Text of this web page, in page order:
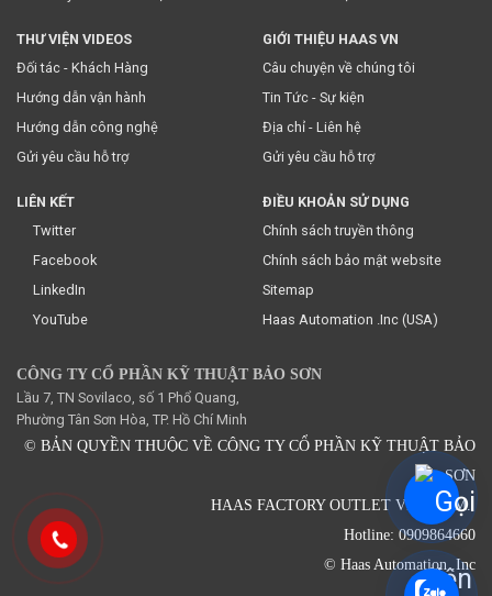
THƯ VIỆN VIDEOS
Đối tác - Khách Hàng
Hướng dẫn vận hành
Hướng dẫn công nghệ
Gửi yêu cầu hỗ trợ
GIỚI THIỆU HAAS VN
Câu chuyện về chúng tôi
Tin Tức - Sự kiện
Địa chỉ - Liên hệ
Gửi yêu cầu hỗ trợ
LIÊN KẾT
Twitter
Facebook
LinkedIn
YouTube
ĐIỀU KHOẢN SỬ DỤNG
Chính sách truyền thông
Chính sách bảo mật website
Sitemap
Haas Automation .Inc (USA)
CÔNG TY CỔ PHẦN KỸ THUẬT BẢO SƠN
Lầu 7, TN Sovilaco, số 1 Phổ Quang,
Phường Tân Sơn Hòa, TP. Hồ Chí Minh
© BẢN QUYỀN THUỘC VỀ CÔNG TY CỔ PHẦN KỸ THUẬT BẢO
SƠN
HAAS FACTORY OUTLET VIETNAM.
Hotline: 0909864660
© Haas Automation .Inc